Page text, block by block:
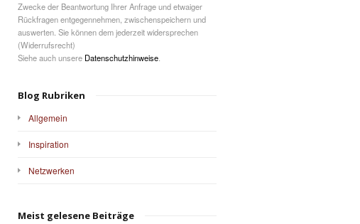
Zwecke der Beantwortung Ihrer Anfrage und etwaiger
Rückfragen entgegennehmen, zwischenspeichern und
auswerten. Sie können dem jederzeit widersprechen
(Widerrufsrecht)
Siehe auch unsere Datenschutzhinweise
Blog Rubriken
Allgemein
Inspiration
Netzwerken
Meist gelesene Beiträge